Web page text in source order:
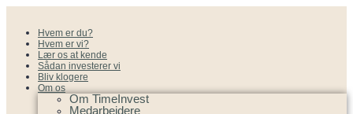
Hvem er du?
Hvem er vi?
Lær os at kende
Sådan investerer vi
Bliv klogere
Om os
Om TimeInvest
Medarbejdere